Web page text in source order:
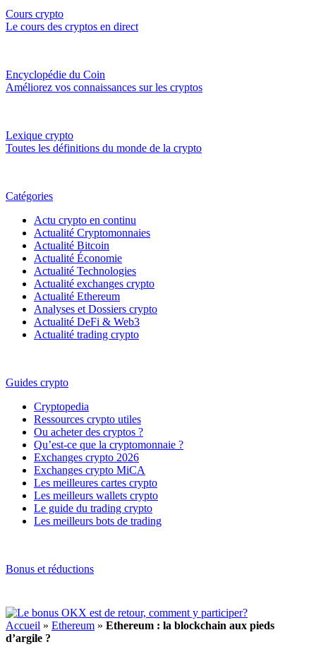
Cours crypto
Le cours des cryptos en direct
Encyclopédie du Coin
Améliorez vos connaissances sur les cryptos
Lexique crypto
Toutes les définitions du monde de la crypto
Catégories
Actu crypto en continu
Actualité Cryptomonnaies
Actualité Bitcoin
Actualité Économie
Actualité Technologies
Actualité exchanges crypto
Actualité Ethereum
Analyses et Dossiers crypto
Actualité DeFi & Web3
Actualité trading crypto
Guides crypto
Cryptopedia
Ressources crypto utiles
Ou acheter des cryptos ?
Qu’est-ce que la cryptomonnaie ?
Exchanges crypto 2026
Exchanges crypto MiCA
Les meilleures cartes crypto
Les meilleurs wallets crypto
Le guide du trading crypto
Les meilleurs bots de trading
Bonus et réductions
Accueil » Ethereum » Ethereum : la blockchain aux pieds
d’argile ?